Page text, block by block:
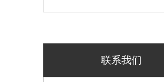
联系我们